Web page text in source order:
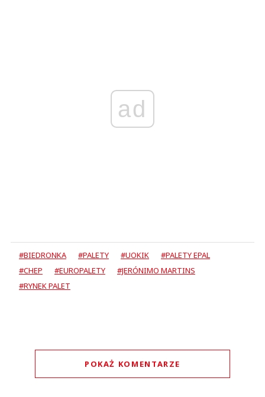
ad
#BIEDRONKA #PALETY #UOKIK
#PALETY EPAL
#CHEP
#EUROPALETY
#JERÓNIMO MARTINS
#RYNEK PALET
POKAŻ KOMENTARZE